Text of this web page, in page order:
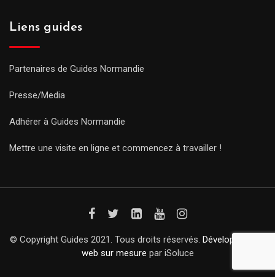
Liens guides
Partenaires de Guides Normandie
Presse/Media
Adhérer à Guides Normandie
Mettre une visite en ligne et commencez à travailler !
© Copyright Guides 2021. Tous droits réservés. Développement
web sur mesure par iSoluce